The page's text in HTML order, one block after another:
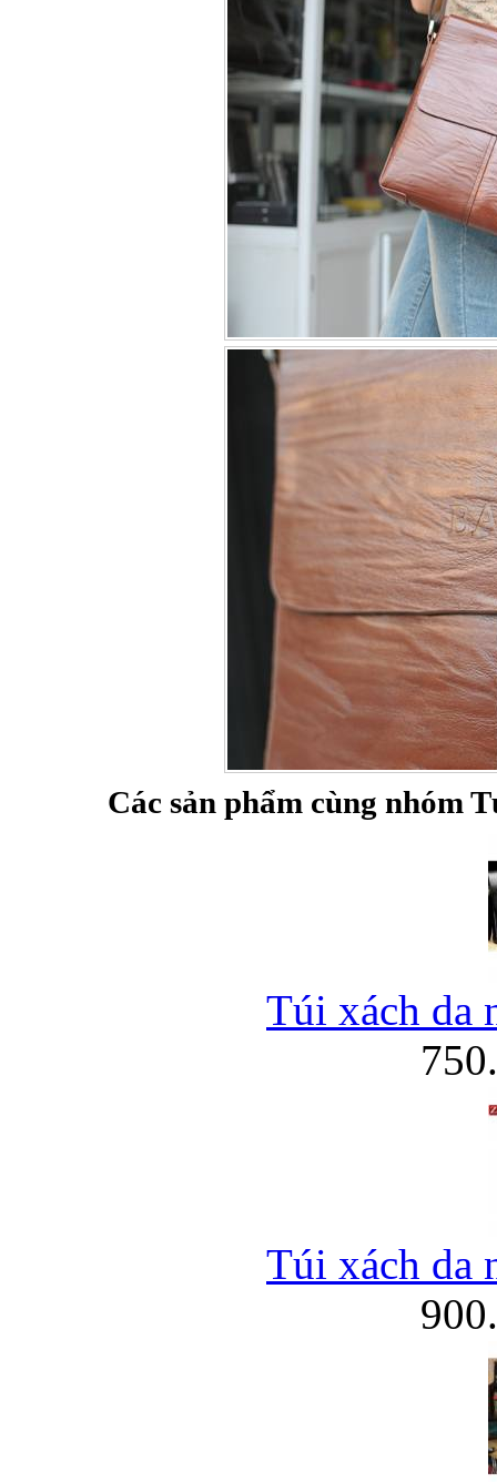
Bao da samsung
Bao da Samsung
Ốp lưng iPhone
Bao da iPhone 5
Túi đựng iPad
Túi đựng iPad
Túi đựng
Bao da Samsung
Bao da Samsung
Các sản phẩm cùng nhóm
Túi xách da
Túi xách da